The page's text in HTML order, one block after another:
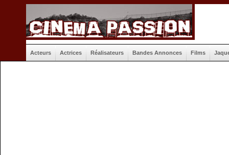
Acteurs Actrices Réalisateurs Bandes Annonces Films